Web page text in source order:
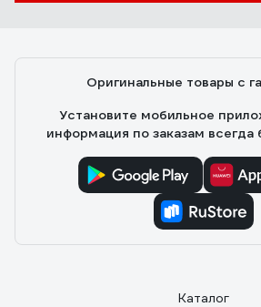
Оригинальные товары с
Установите мобильное
информация по заказам всегда
Каталог